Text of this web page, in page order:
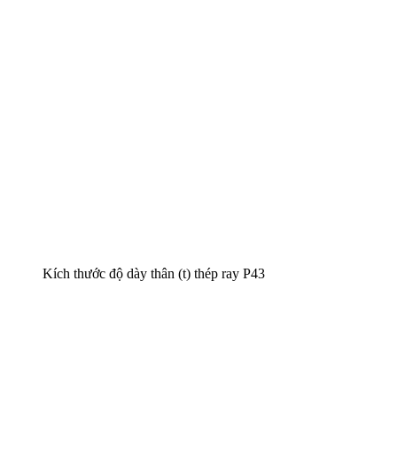
Kích thước độ dày thân (t) thép ray P43